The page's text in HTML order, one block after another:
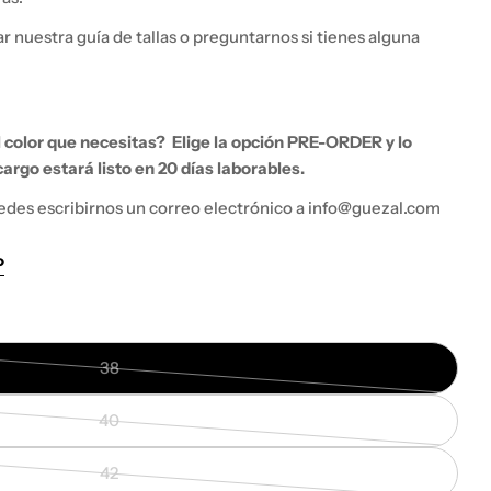
nuestra guía de tallas o preguntarnos si tienes alguna
que necesitas? Elige la opción PRE-ORDER y lo
estará listo en 20 días laborables.
escribirnos un correo electrónico a info@guezal.com
38
Variante
o
disponible
40
Variante
o
42
Variante